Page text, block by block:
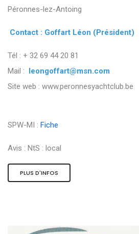
Péronnes-lez-Antoing
Contact : Goffart Léon (Président)
Tél : + 32 69 44 20 81
Mail : leongoffart@msn.com
Site web : www.peronnesyachtclub.be
SPW-MI : Fiche
Avis : NtS : local
PLUS D'INFOS